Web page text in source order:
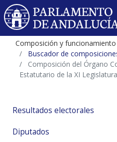
Composición y funcionamiento
Buscador de
Composición del Órgano
Estatutario de la XI Legislatura
Resultados electorales
Diputados